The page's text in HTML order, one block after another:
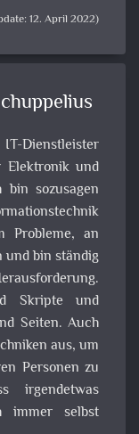
12. April 2022)
Dienstleister
und
sozusagen
Probleme, an
und bin ständig
Skripte und
Seiten. Auch
aus, um
Personen zu
irgendetwas
immer selbst